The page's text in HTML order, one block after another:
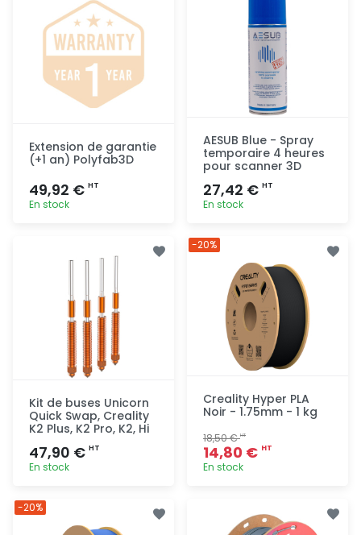
Extension de garantie
(+1 an) Polyfab3D
49,92 € HT
En stock
rapide
AESUB Blue - Spray
temporaire 4 heures
pour scanner 3D
27,42 € HT
En stock
Kit de buses Unicorn
Quick Swap, Creality
K2 Plus, K2 Pro, K2, Hi
47,90 € HT
En stock
Creality Hyper PLA
Noir - 1.75mm - 1 kg
18,50 €HT
14,80 € HT
En stock
rapide
-20%
-20%